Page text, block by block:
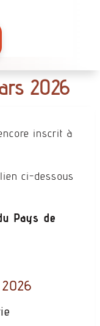
2026
inscrit à
ci-dessous
Pays de